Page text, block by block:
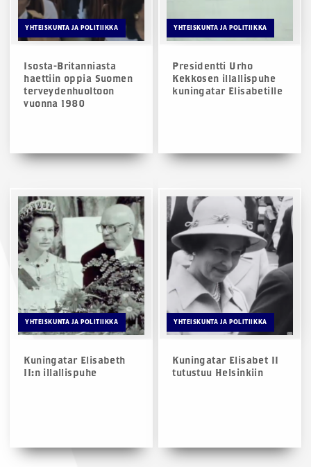
YHTEISKUNTA JA POLITIIKKA
Isosta-Britanniasta
haettiin oppia Suomen
terveydenhuoltoon
vuonna 1980
YHTEISKUNTA JA POLITIIKKA
Presidentti Urho
Kekkosen illallispuhe
kuningatar Elisabetille
YHTEISKUNTA JA POLITIIKKA
Kuningatar Elisabeth
II:n illallispuhe
YHTEISKUNTA JA POLITIIKKA
Kuningatar Elisabet II
tutustuu Helsinkiin